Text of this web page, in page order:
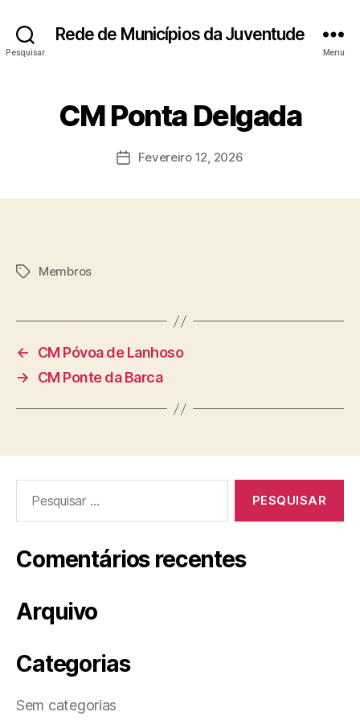
Pesquisar
Rede de Municípios da Juventude
Menu
CM Ponta Delgada
DataFevereiro 12, 2026
Etiquetas
Membros
←
CM Póvoa de Lanhoso
→
CM Ponte da Barca
por:
Comentários recentes
Arquivo
Categorias
Sem categorias